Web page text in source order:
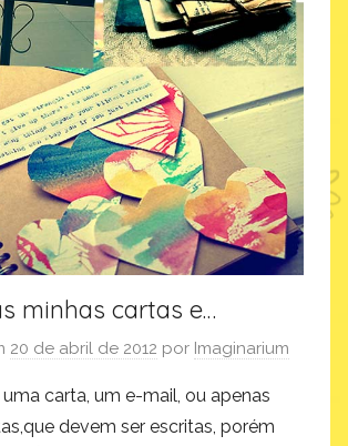
minhas cartas e…
20 de abril de 2012 por Imaginarium
carta, um e-mail, ou apenas
devem ser escritas, porém